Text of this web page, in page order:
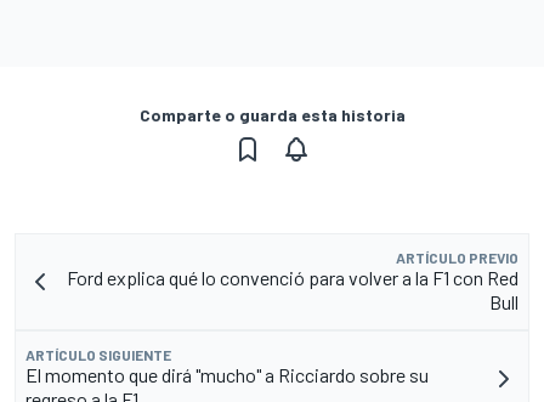
Comparte o guarda esta historia
ARTÍCULO PREVIO
Ford explica qué lo convenció para volver a la F1 con Red
Bull
ARTÍCULO SIGUIENTE
El momento que dirá "mucho" a Ricciardo sobre su